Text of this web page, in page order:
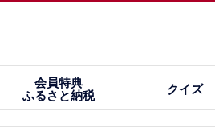
会員特典
ふるさと納税
クイズ